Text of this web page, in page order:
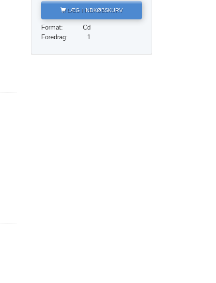
Løsningen på stoffer
Børn
Redskaber til arbejdspladsen
LÆG I INDKØBSKURV
Format:
Cd
Foredrag:
1